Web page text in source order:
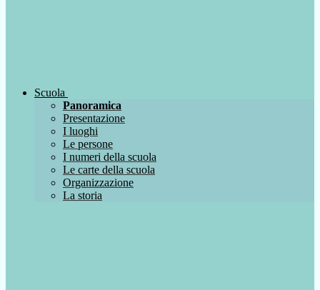
Scuola
Panoramica
Presentazione
I luoghi
Le persone
I numeri della scuola
Le carte della scuola
Organizzazione
La storia